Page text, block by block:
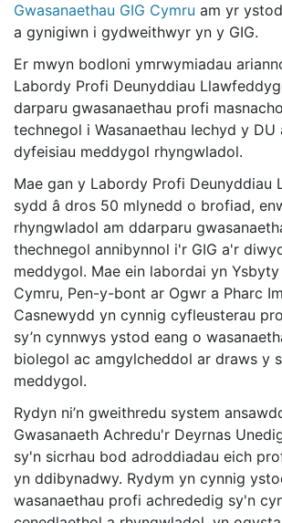
Gwasanaethau GIG Cymru am yr
a gynigiwn i gydweithwyr yn y GIG.
Er mwyn bodloni ymrwymiadau
Labordy Profi Deunyddiau
darparu gwasanaethau profi
technegol i Wasanaethau Iechyd y DU
dyfeisiau meddygol rhyngwladol.
Mae gan y Labordy Profi Deunyddiau
sydd â dros 50 mlynedd o brofiad,
rhyngwladol am ddarparu
thechnegol annibynnol i'r GIG a'r
meddygol. Mae ein labordai yn
Cymru, Pen-y-bont ar Ogwr a Pharc
Casnewydd yn cynnig cyfleusterau
sy’n cynnwys ystod eang o
biolegol ac amgylcheddol ar draws y
meddygol.
Rydyn ni’n gweithredu system
Gwasanaeth Achredu'r Deyrnas
sy'n sicrhau bod adroddiadau eich
yn ddibynadwy. Rydym yn cynnig
wasanaethau profi achrededig sy'n